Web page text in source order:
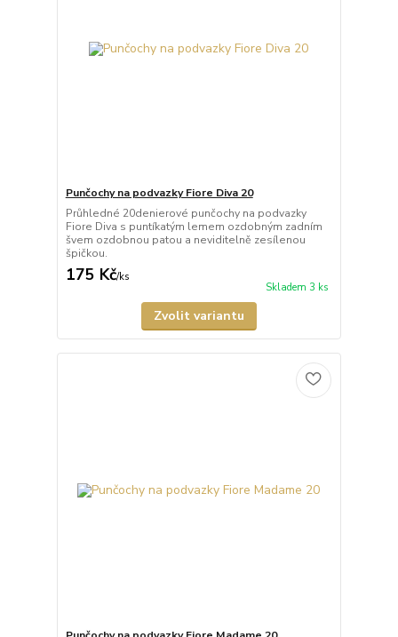
Punčochy na podvazky Fiore Diva 20
Průhledné 20denierové punčochy na podvazky
Fiore Diva s puntíkatým lemem ozdobným zadním
švem ozdobnou patou a neviditelně zesílenou
špičkou.
175 Kč/ks
Skladem 3 ks
Zvolit variantu